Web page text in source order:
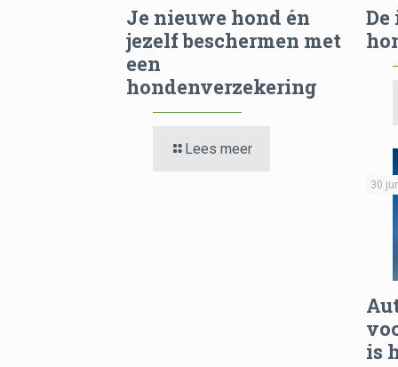
Je nieuwe hond én
jezelf beschermen met
een
hondenverzekering
Lees meer
30
is